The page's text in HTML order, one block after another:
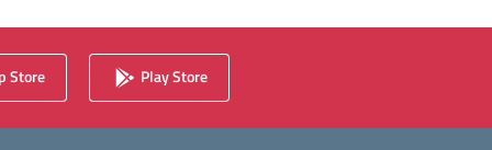
Store Play Store